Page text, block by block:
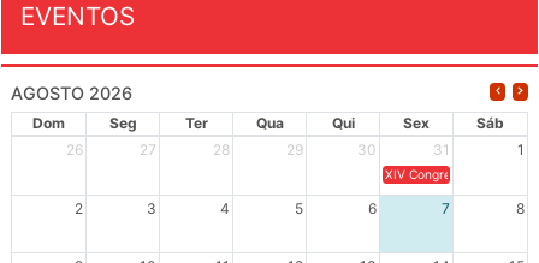
EVENTOS
AGOSTO 2026
Dom Seg Ter Qua Qui Sex
Sáb
26
27 28 29 30 31 1
XIV Congresso Brasileiro
2 3 4 5 6 7 8